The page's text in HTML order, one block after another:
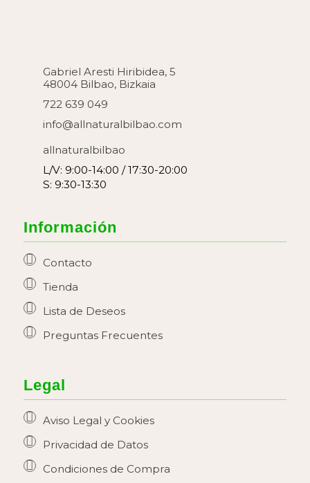
Gabriel Aresti Hiribidea, 5
48004 Bilbao, Bizkaia
722 639 049
info@allnaturalbilbao.com
allnaturalbilbao
L/V: 9:00-14:00 / 17:30-20:00
S: 9:30-13:30
Información
Contacto
Tienda
Lista de Deseos
Preguntas Frecuentes
Legal
Aviso Legal y Cookies
Privacidad de Datos
Condiciones de Compra